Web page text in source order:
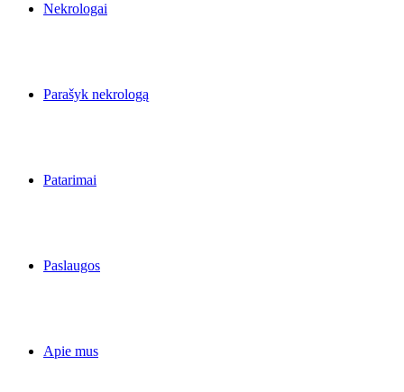
Nekrologai
Parašyk nekrologą
Patarimai
Paslaugos
Apie mus